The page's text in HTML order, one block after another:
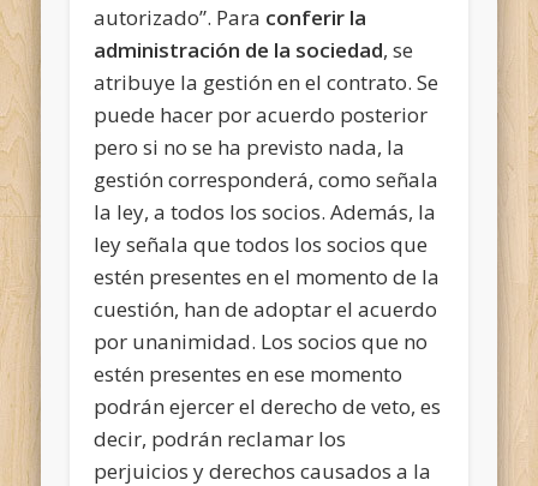
autorizado”. Para conferir la
administración de la sociedad, se
atribuye la gestión en el contrato. Se
puede hacer por acuerdo posterior
pero si no se ha previsto nada, la
gestión corresponderá, como señala
la ley, a todos los socios. Además, la
ley señala que todos los socios que
estén presentes en el momento de la
cuestión, han de adoptar el acuerdo
por unanimidad. Los socios que no
estén presentes en ese momento
podrán ejercer el derecho de veto, es
decir, podrán reclamar los
perjuicios y derechos causados a la